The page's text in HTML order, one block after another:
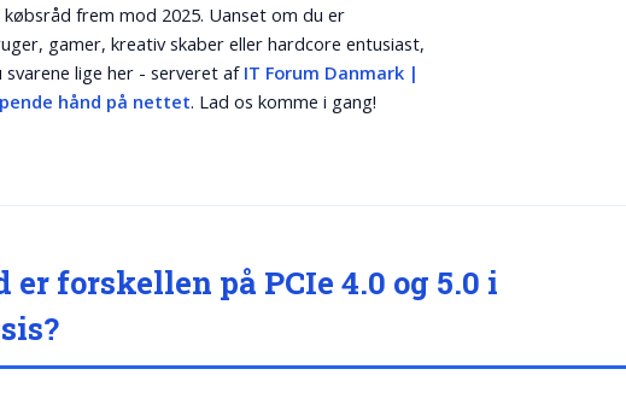
frem mod 2025. Uanset om du er
gamer, kreativ skaber eller hardcore entusiast,
svarene lige her - serveret afIT Forum Danmark |
hånd på nettet. Lad os komme i gang!
er forskellen på PCIe 4.0 og 5.0 i